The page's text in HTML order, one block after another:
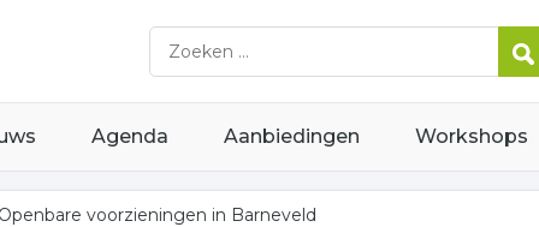
Agenda Aanbiedingen Workshops
Openbare voorzieningen in Barneveld